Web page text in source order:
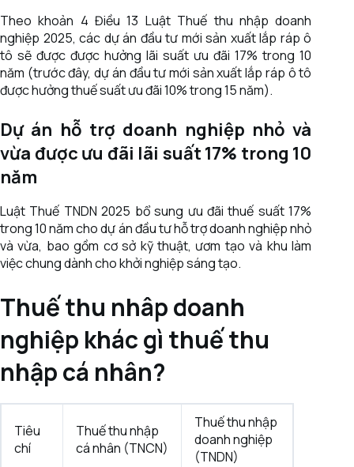
Theo khoản 4 Điều 13 Luật Thuế thu nhập doanh
nghiệp 2025, các dự án đầu tư mới sản xuất lắp ráp ô
tô sẽ được được hưởng lãi suất ưu đãi 17% trong 10
năm (trước đây, dự án đầu tư mới sản xuất lắp ráp ô tô
được hưởng thuế suất ưu đãi 10% trong 15 năm).
Dự án hỗ trợ doanh nghiệp nhỏ và
vừa được ưu đãi lãi suất 17% trong 10
năm
Luật Thuế TNDN 2025 bổ sung ưu đãi thuế suất 17%
trong 10 năm cho dự án đầu tư hỗ trợ doanh nghiệp nhỏ
và vừa, bao gồm cơ sở kỹ thuật, ươm tạo và khu làm
việc chung dành cho khởi nghiệp sáng tạo.
Thuế thu nhâp doanh
nghiệp khác gì thuế thu
nhập cá nhân?
Tiêu
chí
Thuế thu nhập
cá nhân (TNCN)
Thuế thu nhập
doanh nghiệp
(TNDN)